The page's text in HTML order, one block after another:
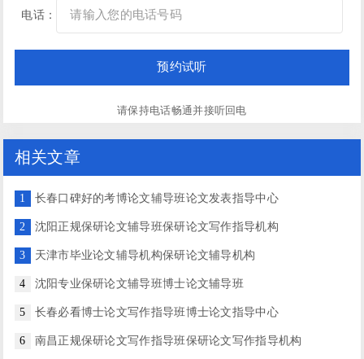
电话：
请保持电话畅通并接听回电
相关文章
1 长春口碑好的考博论文辅导班论文发表指导中心
2 沈阳正规保研论文辅导班保研论文写作指导机构
3 天津市毕业论文辅导机构保研论文辅导机构
4 沈阳专业保研论文辅导班博士论文辅导班
5 长春必看博士论文写作指导班博士论文指导中心
6 南昌正规保研论文写作指导班保研论文写作指导机构